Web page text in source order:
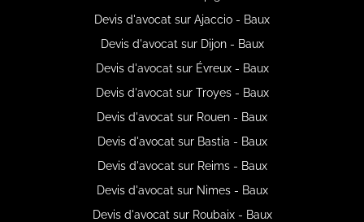
Devis d'avocat sur Ajaccio - Baux
Devis d'avocat sur Dijon - Baux
Devis d'avocat sur Évreux - Baux
Devis d'avocat sur Troyes - Baux
Devis d'avocat sur Rouen - Baux
Devis d'avocat sur Bastia - Baux
Devis d'avocat sur Reims - Baux
Devis d'avocat sur Nimes - Baux
Devis d'avocat sur Roubaix - Baux